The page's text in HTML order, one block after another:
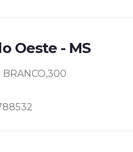
Oeste - MS
BRANCO,300